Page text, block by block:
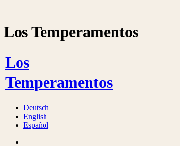
Los Temperamentos
Los
Temperamentos
Deutsch
Eng­lish
Es­pa­ñol